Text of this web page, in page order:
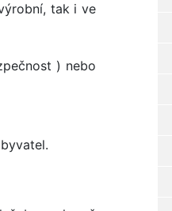
tak i ve
) nebo